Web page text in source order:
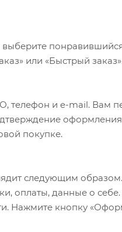
или «Быстрый
и e-mail. Вам
покупке.
следующим
оплаты, данные о
Нажмите кнопку